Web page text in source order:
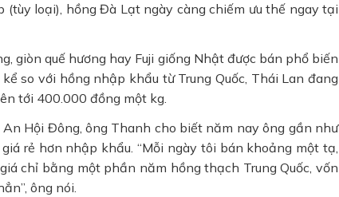
loại), hồng Đà Lạt ngày càng chiếm ưu thế ngay tại
giòn quế hương hay Fuji giống Nhật được bán phổ biến
so với hồng nhập khẩu từ Trung Quốc, Thái Lan đang
tới 400.000 đồng một kg.
Hội Đông, ông Thanh cho biết năm nay ông gần như
rẻ hơn nhập khẩu. “Mỗi ngày tôi bán khoảng một tạ,
chỉ bằng một phần năm hồng thạch Trung Quốc, vốn
ông nói.